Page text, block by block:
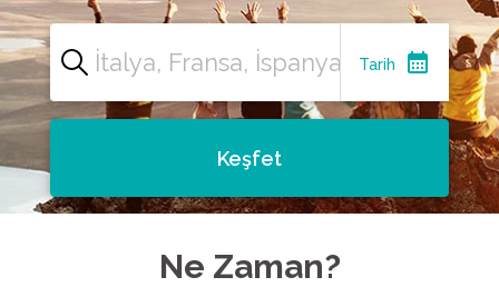
Tarih calendar_month
Keşfet
Ne Zaman?